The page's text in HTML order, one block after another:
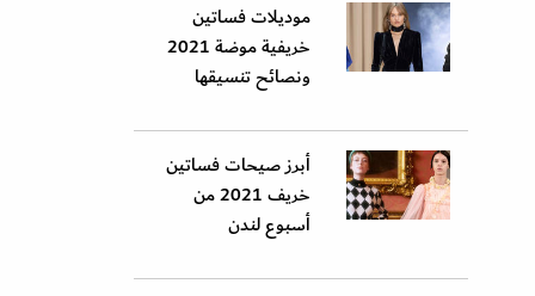
موديلات فساتين
خريفية موضة 2021
ونصائح تنسيقها
أبرز صيحات فساتين
خريف 2021 من
أسبوع لندن